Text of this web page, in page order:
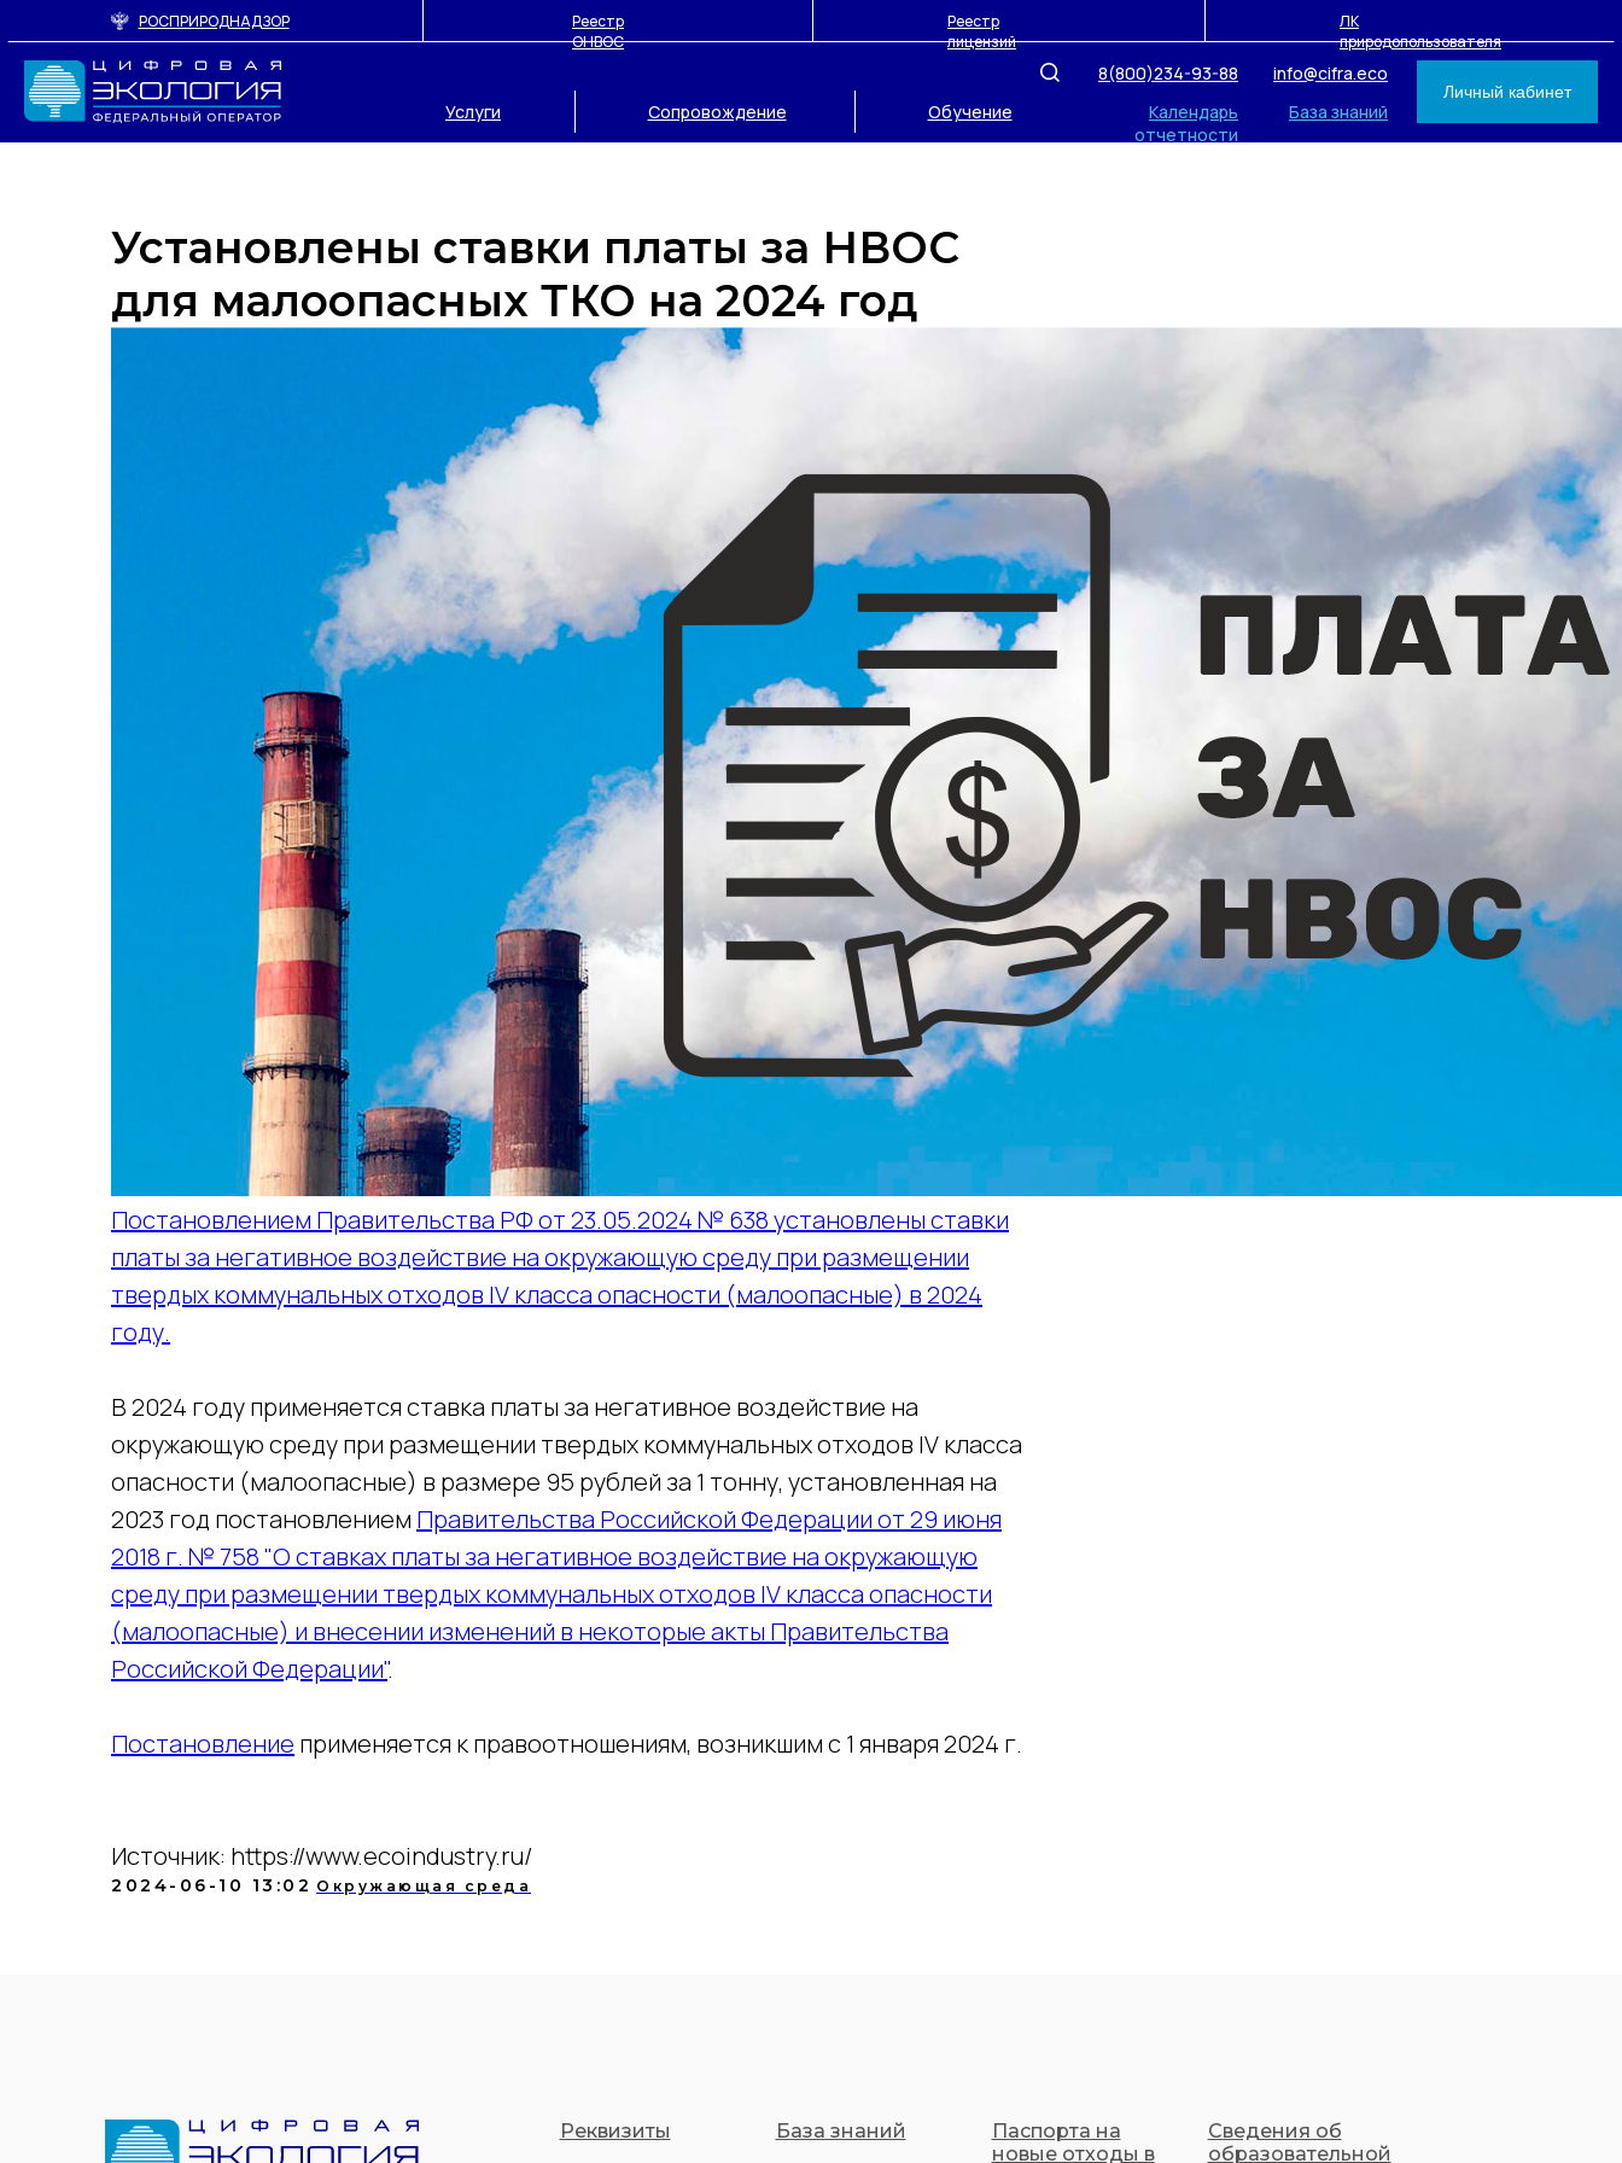
РОСПРИРОДНАДЗОР
Реестр
ОНВОС
Реестр
лицензий
ЛК
природопользователя
info@cifra.eco
Услуги
Сопровождение Обучение База знаний
Личный кабинет
Календарь
отчетности
8(800)234-93-88
Установлены ставки платы за НВОС
для малоопасных ТКО на 2024 год
Постановлением Правительства РФ от 23.05.2024 № 638 установлены ставки
платы за негативное воздействие на окружающую среду при размещении
твердых коммунальных отходов IV класса опасности (малоопасные) в 2024
году.
В 2024 году применяется ставка платы за негативное воздействие на
окружающую среду при размещении твердых коммунальных отходов IV класса
опасности (малоопасные) в размере 95 рублей за 1 тонну, установленная на
2023 год постановлением Правительства Российской Федерации от 29 июня
2018 г. № 758 "О ставках платы за негативное воздействие на окружающую
среду при размещении твердых коммунальных отходов IV класса опасности
(малоопасные) и внесении изменений в некоторые акты Правительства
Российской Федерации".
Постановление применяется к правоотношениям, возникшим с 1 января 2024 г.
Источник: https://www.ecoindustry.ru/
2024-06-10 13:02 Окружающая среда
Реквизиты
База знаний
Паспорта на
новые отходы в
Сведения об
образовательной